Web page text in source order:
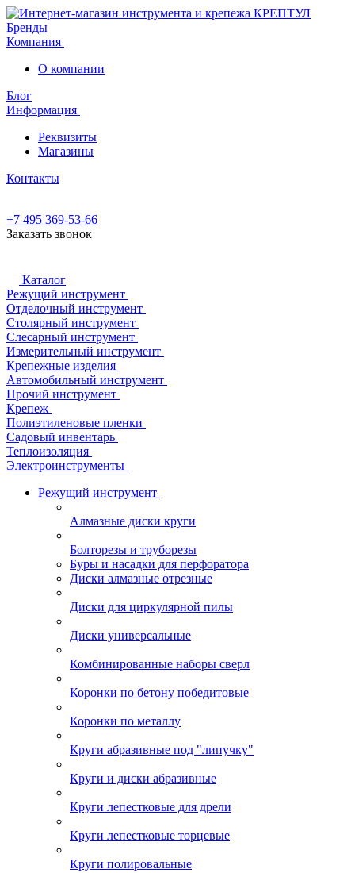
Бренды
Компания
О компании
Блог
Информация
Реквизиты
Магазины
Контакты
+7 495 369-53-66
Заказать звонок
Каталог
Режущий инструмент
Отделочный инструмент
Столярный инструмент
Слесарный инструмент
Измерительный инструмент
Крепежные изделия
Автомобильный инструмент
Прочий инструмент
Крепеж
Полиэтиленовые пленки
Садовый инвентарь
Теплоизоляция
Электроинструменты
Режущий инструмент
Алмазные диски круги
Болторезы и труборезы
Буры и насадки для перфоратора
Диски алмазные отрезные
Диски для циркулярной пилы
Диски универсальные
Комбинированные наборы сверл
Коронки по бетону победитовые
Коронки по металлу
Круги абразивные под "липучку"
Круги и диски абразивные
Круги лепестковые для дрели
Круги лепестковые торцевые
Круги полировальные